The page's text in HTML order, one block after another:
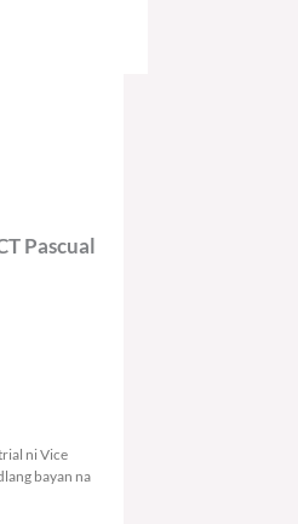
Pascual
ni Vice
bayan na